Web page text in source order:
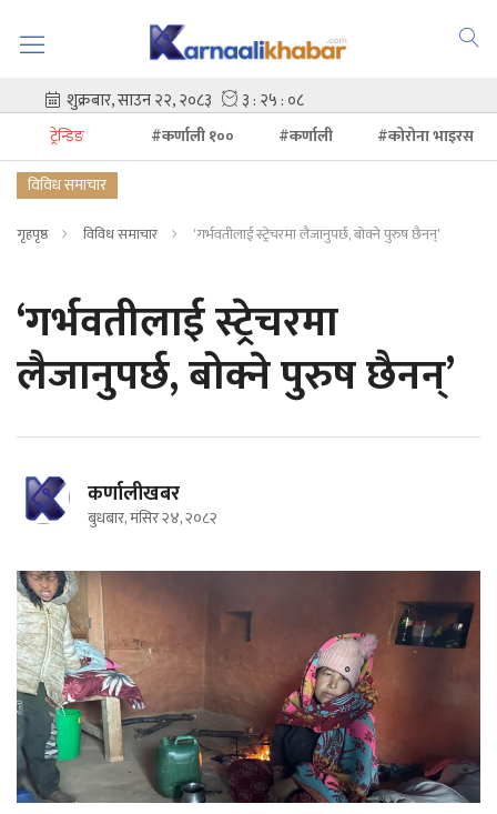
ट्रेन्डिङ #कर्णाली १०० #कर्णाली
#कोरोना भाइरस
विविध समाचार
गृहपृष्ठ विविध समाचार ‘गर्भवतीलाई स्ट्रेचरमा लैजानुपर्छ, बोक्ने पुरुष छैनन्’
‘गर्भवतीलाई स्ट्रेचरमा
लैजानुपर्छ, बोक्ने पुरुष छैनन्’
कर्णालीखबर
बुधबार, मंसिर २४, २०८२